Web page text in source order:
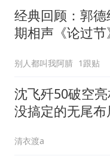
经典回顾：郭
期相声《论过节
别人都叫我阿腈 1跟贴
沈飞歼50破空
没搞定的无尾布
清衣渡a